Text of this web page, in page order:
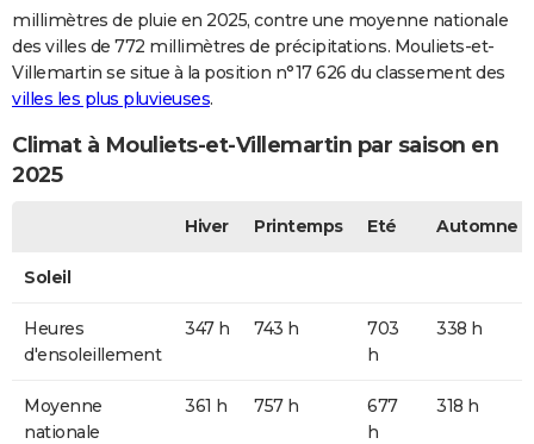
millimètres de pluie en 2025, contre une moyenne nationale
des villes de 772 millimètres de précipitations. Mouliets-et-
Villemartin se situe à la position n°17 626 du classement des
villes les plus pluvieuses.
Climat à Mouliets-et-Villemartin par saison en
2025
Hiver Printemps Eté Automne
Soleil
Heures
d'ensoleillement
347 h 743 h
703
h
338 h
Moyenne
nationale
361 h 757 h
677
h
318 h